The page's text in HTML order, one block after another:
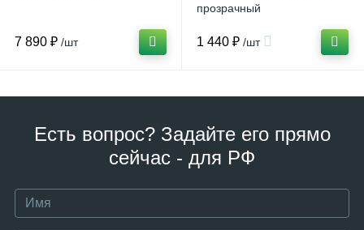
7 890 ₽ /шт
прозрачный
1 440 ₽ /шт
Есть вопрос? Задайте его прямо
сейчас - для РФ